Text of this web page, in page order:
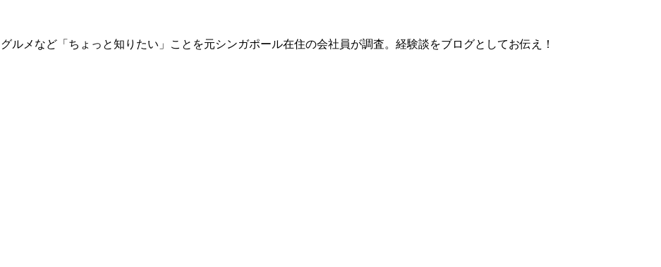
ルメなど「ちょっと知りたい」ことを元シンガポール在住の会社員が調査。経験談をブログとしてお伝え！